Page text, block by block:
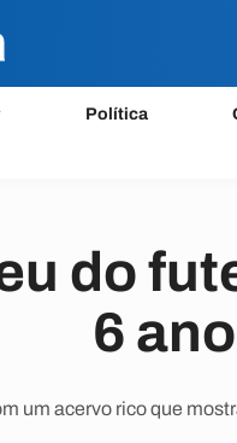
Política
do
6
um acervo rico que